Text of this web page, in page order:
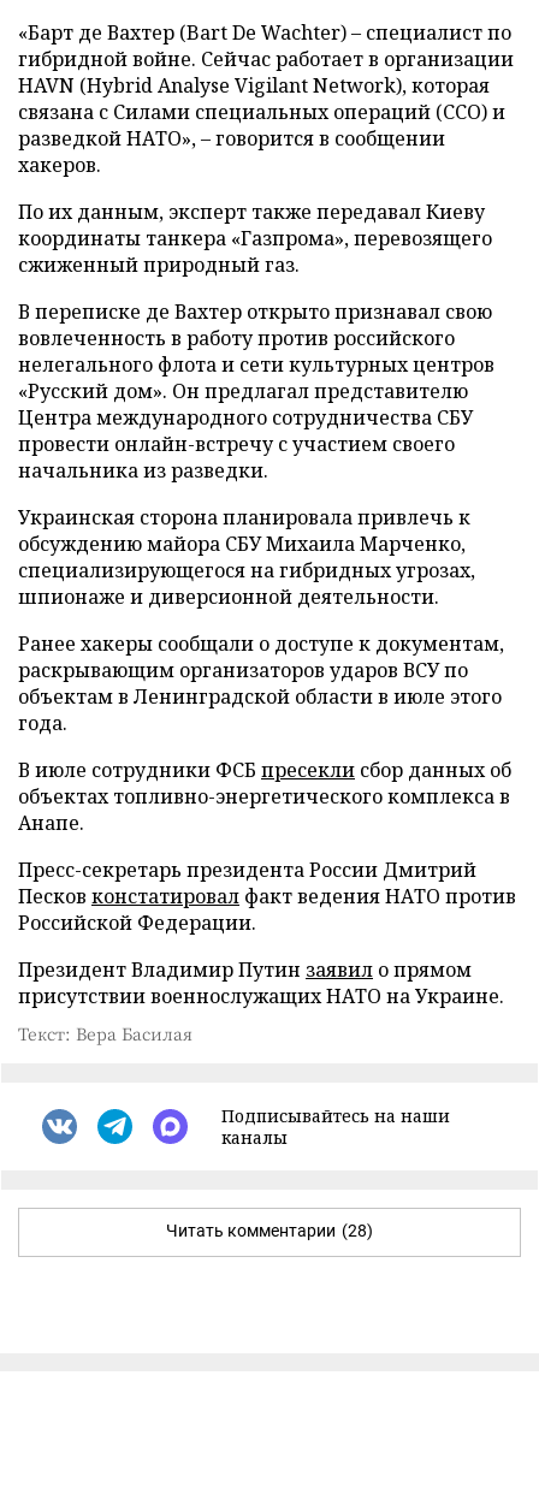
«Барт де Вахтер (Bart De Wachter) – специалист по
гибридной войне. Сейчас работает в организации
HAVN (Hybrid Analyse Vigilant Network), которая
связана с Силами специальных операций (ССО) и
разведкой НАТО», – говорится в сообщении
хакеров.
По их данным, эксперт также передавал Киеву
координаты танкера «Газпрома», перевозящего
сжиженный природный газ.
В переписке де Вахтер открыто признавал свою
вовлеченность в работу против российского
нелегального флота и сети культурных центров
«Русский дом». Он предлагал представителю
Центра международного сотрудничества СБУ
провести онлайн-встречу с участием своего
начальника из разведки.
Украинская сторона планировала привлечь к
обсуждению майора СБУ Михаила Марченко,
специализирующегося на гибридных угрозах,
шпионаже и диверсионной деятельности.
Ранее хакеры сообщали о доступе к документам,
раскрывающим организаторов ударов ВСУ по
объектам в Ленинградской области в июле этого
года.
В июле сотрудники ФСБ пресекли сбор данных об
объектах топливно-энергетического комплекса в
Анапе.
Пресс-секретарь президента России Дмитрий
Песков констатировал факт ведения НАТО против
Российской Федерации.
Президент Владимир Путин заявил о прямом
присутствии военнослужащих НАТО на Украине.
Текст: Вера Басилая
Подписывайтесь на наши
каналы
Читать комментарии (28)